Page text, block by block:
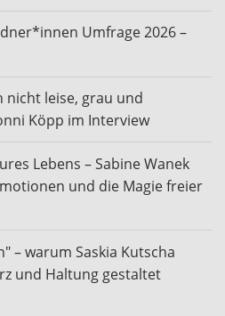
Umfrage 2026 –
nicht leise, grau und
Köpp im Interview
Lebens – Sabine Wanek
und die Magie freier
– warum Saskia Kutscha
und Haltung gestaltet